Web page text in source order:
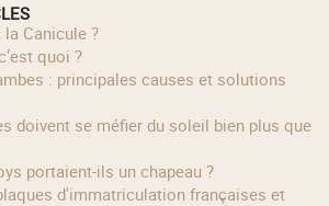
la Canicule ?
quoi ?
portaient‑ils un chapeau ?